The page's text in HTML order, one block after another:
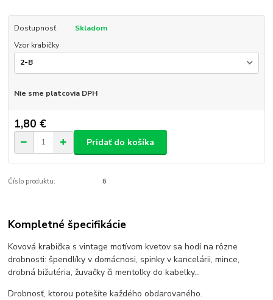
Dostupnosť
Skladom
Vzor krabičky
Nie sme platcovia DPH
1,80 €
Pridať do košíka
Číslo produktu: 6
Kompletné špecifikácie
Kovová krabička s vintage motívom kvetov sa hodí na rôzne
drobnosti: špendlíky v domácnosi, spinky v kancelárii, mince,
drobná bižutéria, žuvačky či mentolky do kabelky...
Drobnosť, ktorou potešíte každého obdarovaného.